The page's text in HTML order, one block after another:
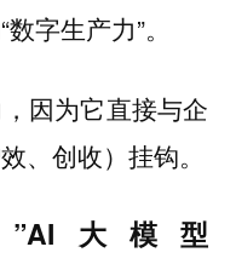
字生产力”。
因为它直接与企
、创收）挂钩。
大模型